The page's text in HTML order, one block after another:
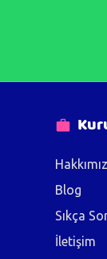
Blog
Sıkça
İletişim